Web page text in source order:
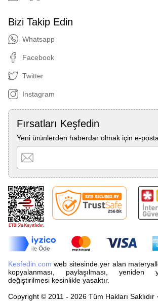
Bizi Takip Edin
Whatsapp
Facebook
Twitter
Instagram
Fırsatları Keşfedin
Yeni ürünlerden haberdar olmak için e-
Kesfedin.com web sitesinde yer alan
kopyalanması, paylaşılması, yeniden
değiştirilmesi kesinlikle yasaktır.
Copyright © 2011 - 2026 Tüm Hakları Saklıdır